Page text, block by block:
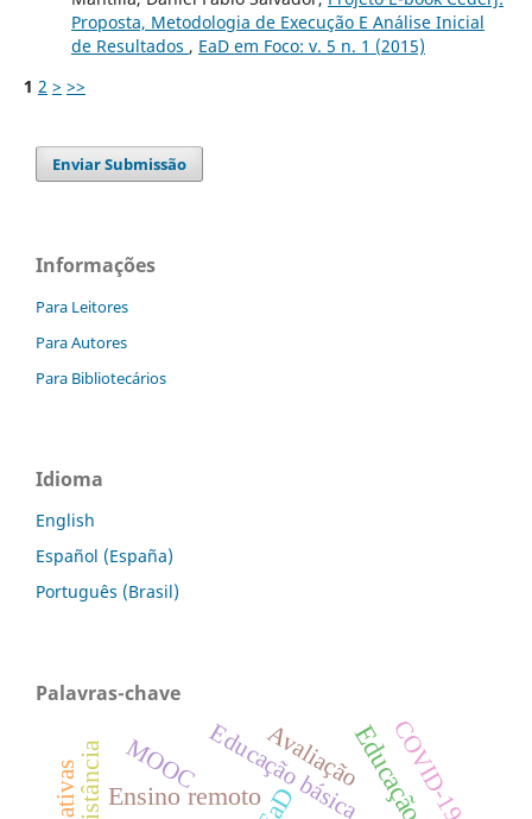
Proposta, Metodologia de Execução E Análise Inicial
de Resultados , EaD em Foco: v. 5 n. 1 (2015)
1 2 > >>
Enviar Submissão
Informações
Para Leitores
Para Autores
Para Bibliotecários
Idioma
English
Español (España)
Português (Brasil)
Palavras-chave
Educação
Ensino remotoEducação básica COVID-19
MOOC Avaliação